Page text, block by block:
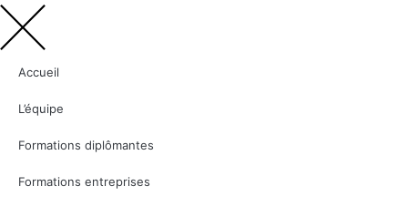
Accueil
L’équipe
Formations diplômantes
Formations entreprises